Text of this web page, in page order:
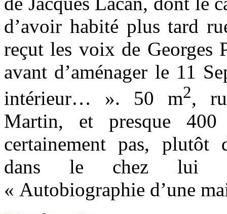
d’avoir habité plus tard
reçut les voix de Georges
avant d’aménager le 11
intérieur… ». 50 m2,
Martin, et presque
certainement pas, plutôt
dans le chez lui
« Autobiographie d’une